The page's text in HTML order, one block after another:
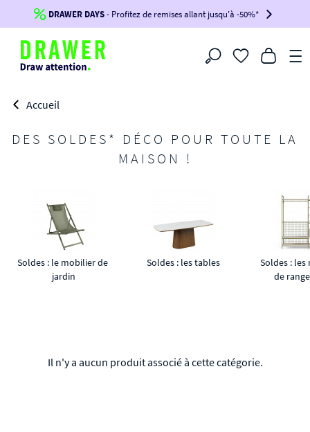
Jusqu'à-100€*sur votre commande !
BIKINI100
-voir conditions en bas de page-
DRAWER DAYS- Profitez de remises allant jusqu'à -50%*
Filtrer
Accueil
DES SOLDES* DÉCO POUR TOUTE LA
MAISON !
Soldes : le mobilier de
jardin
Soldes : les tables
Soldes :
de
Il n'y a aucun produit associé à cette catégorie.